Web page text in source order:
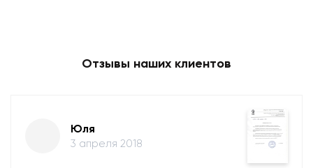
Отзывы наших клиентов
Юля
3 апреля 2018